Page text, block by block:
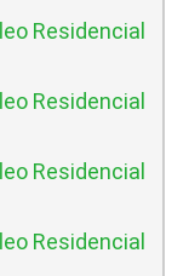
Residencial
Residencial
Residencial
Residencial